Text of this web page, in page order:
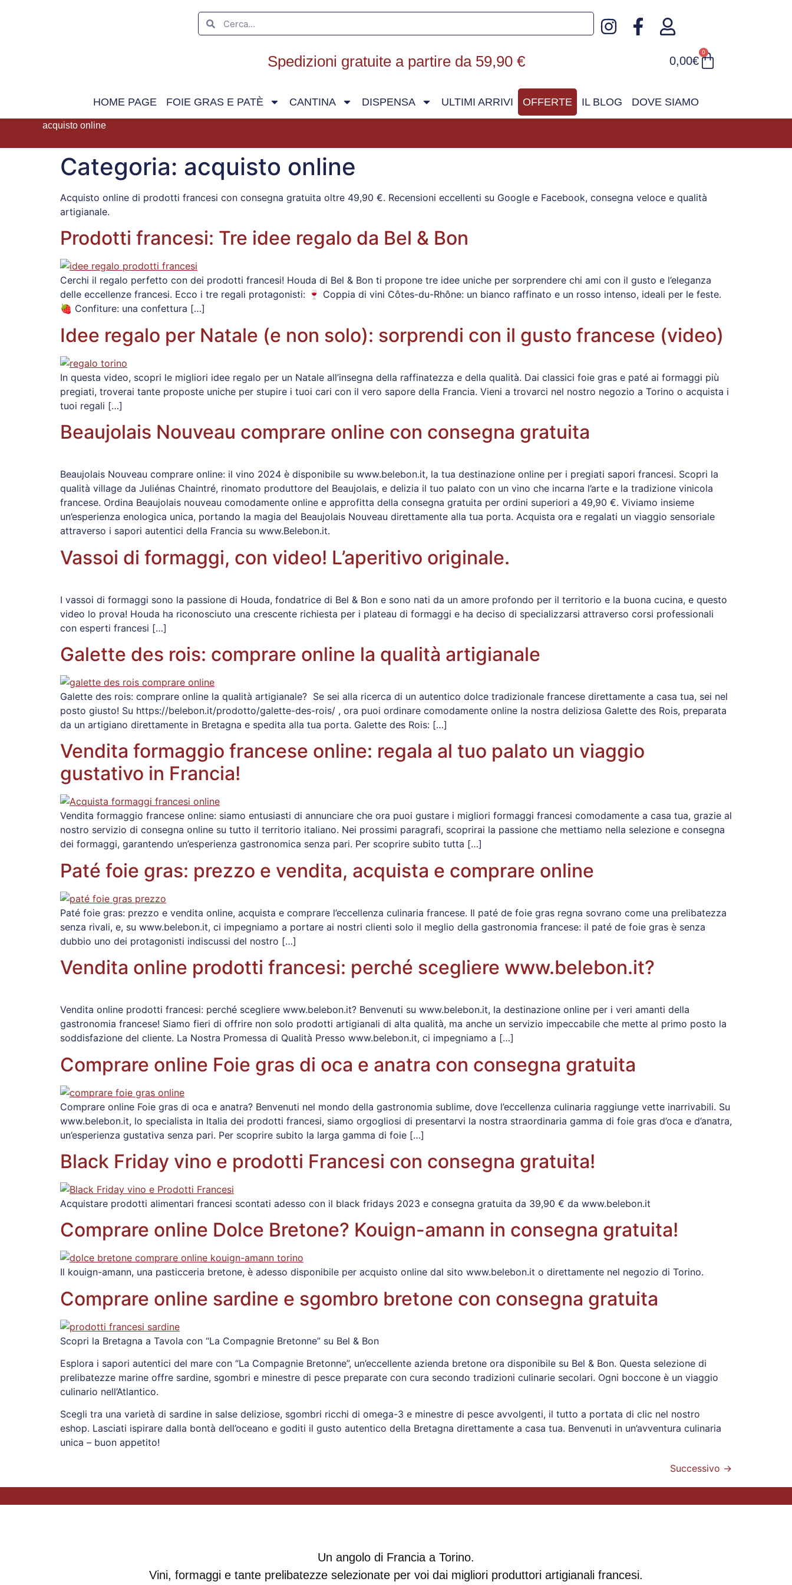
Spedizioni gratuite a partire da 59,90 € 0,00€
0
HOME PAGE FOIE GRAS E PATÈ CANTINA DISPENSA ULTIMI ARRIVI OFFERTE IL BLOG DOVE SIAMO
acquisto online
Categoria: acquisto online
Acquisto online di prodotti francesi con consegna gratuita oltre 49,90 €. Recensioni eccellenti su Google e Facebook, consegna veloce e qualità
artigianale.
Prodotti francesi: Tre idee regalo da Bel & Bon
Cerchi il regalo perfetto con dei prodotti francesi! Houda di Bel & Bon ti propone tre idee uniche per sorprendere chi ami con il gusto e l’eleganza
delle eccellenze francesi. Ecco i tre regali protagonisti: 🍷 Coppia di vini Côtes-du-Rhône: un bianco raffinato e un rosso intenso, ideali per le feste.
🍓 Confiture: una confettura […]
Idee regalo per Natale (e non solo): sorprendi con il gusto francese (video)
In questa video, scopri le migliori idee regalo per un Natale all’insegna della raffinatezza e della qualità. Dai classici foie gras e paté ai formaggi più
pregiati, troverai tante proposte uniche per stupire i tuoi cari con il vero sapore della Francia. Vieni a trovarci nel nostro negozio a Torino o acquista i
tuoi regali […]
Beaujolais Nouveau comprare online con consegna gratuita
Beaujolais Nouveau comprare online: il vino 2024 è disponibile su www.belebon.it, la tua destinazione online per i pregiati sapori francesi. Scopri la
qualità village da Juliénas Chaintré, rinomato produttore del Beaujolais, e delizia il tuo palato con un vino che incarna l’arte e la tradizione vinicola
francese. Ordina Beaujolais nouveau comodamente online e approfitta della consegna gratuita per ordini superiori a 49,90 €. Viviamo insieme
un’esperienza enologica unica, portando la magia del Beaujolais Nouveau direttamente alla tua porta. Acquista ora e regalati un viaggio sensoriale
attraverso i sapori autentici della Francia su www.Belebon.it.
Vassoi di formaggi, con video! L’aperitivo originale.
I vassoi di formaggi sono la passione di Houda, fondatrice di Bel & Bon e sono nati da un amore profondo per il territorio e la buona cucina, e questo
video lo prova! Houda ha riconosciuto una crescente richiesta per i plateau di formaggi e ha deciso di specializzarsi attraverso corsi professionali
con esperti francesi […]
Galette des rois: comprare online la qualità artigianale
Galette des rois: comprare online la qualità artigianale? Se sei alla ricerca di un autentico dolce tradizionale francese direttamente a casa tua, sei nel
posto giusto! Su https://belebon.it/prodotto/galette-des-rois/ , ora puoi ordinare comodamente online la nostra deliziosa Galette des Rois, preparata
da un artigiano direttamente in Bretagna e spedita alla tua porta. Galette des Rois: […]
Vendita formaggio francese online: regala al tuo palato un viaggio
gustativo in Francia!
Vendita formaggio francese online: siamo entusiasti di annunciare che ora puoi gustare i migliori formaggi francesi comodamente a casa tua, grazie al
nostro servizio di consegna online su tutto il territorio italiano. Nei prossimi paragrafi, scoprirai la passione che mettiamo nella selezione e consegna
dei formaggi, garantendo un’esperienza gastronomica senza pari. Per scoprire subito tutta […]
Paté foie gras: prezzo e vendita, acquista e comprare online
Paté foie gras: prezzo e vendita online, acquista e comprare l’eccellenza culinaria francese. Il paté de foie gras regna sovrano come una prelibatezza
senza rivali, e, su www.belebon.it, ci impegniamo a portare ai nostri clienti solo il meglio della gastronomia francese: il paté de foie gras è senza
dubbio uno dei protagonisti indiscussi del nostro […]
Vendita online prodotti francesi: perché scegliere www.belebon.it?
Vendita online prodotti francesi: perché scegliere www.belebon.it? Benvenuti su www.belebon.it, la destinazione online per i veri amanti della
gastronomia francese! Siamo fieri di offrire non solo prodotti artigianali di alta qualità, ma anche un servizio impeccabile che mette al primo posto la
soddisfazione del cliente. La Nostra Promessa di Qualità Presso www.belebon.it, ci impegniamo a […]
Comprare online Foie gras di oca e anatra con consegna gratuita
Comprare online Foie gras di oca e anatra? Benvenuti nel mondo della gastronomia sublime, dove l’eccellenza culinaria raggiunge vette inarrivabili. Su
www.belebon.it, lo specialista in Italia dei prodotti francesi, siamo orgogliosi di presentarvi la nostra straordinaria gamma di foie gras d’oca e d’anatra,
un’esperienza gustativa senza pari. Per scoprire subito la larga gamma di foie […]
Black Friday vino e prodotti Francesi con consegna gratuita!
Acquistare prodotti alimentari francesi scontati adesso con il black fridays 2023 e consegna gratuita da 39,90 € da www.belebon.it
Comprare online Dolce Bretone? Kouign-amann in consegna gratuita!
Il kouign-amann, una pasticceria bretone, è adesso disponibile per acquisto online dal sito www.belebon.it o direttamente nel negozio di Torino.
Comprare online sardine e sgombro bretone con consegna gratuita
Scopri la Bretagna a Tavola con “La Compagnie Bretonne” su Bel & Bon
Esplora i sapori autentici del mare con “La Compagnie Bretonne”, un’eccellente azienda bretone ora disponibile su Bel & Bon. Questa selezione di
prelibatezze marine offre sardine, sgombri e minestre di pesce preparate con cura secondo tradizioni culinarie secolari. Ogni boccone è un viaggio
culinario nell’Atlantico.
Scegli tra una varietà di sardine in salse deliziose, sgombri ricchi di omega-3 e minestre di pesce avvolgenti, il tutto a portata di clic nel nostro
eshop. Lasciati ispirare dalla bontà dell’oceano e goditi il gusto autentico della Bretagna direttamente a casa tua. Benvenuti in un’avventura culinaria
unica – buon appetito!
Successivo →
Un angolo di Francia a Torino.
Vini, formaggi e tante prelibatezze selezionate per voi dai migliori produttori artigianali francesi.